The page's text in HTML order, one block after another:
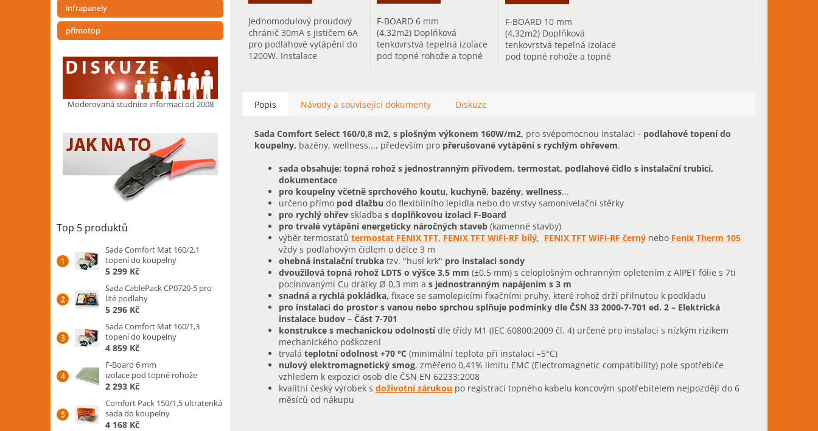
infrapanely
přímotop
Moderovaná studnice informací od 2008
Top 5 produktů
Sada Comfort Mat 160/2,1
topení do koupelny
5 299 Kč
Sada CablePack CP0720-5 pro
lité podlahy
5 296 Kč
Sada Comfort Mat 160/1,3
topení do koupelny
4 859 Kč
F-Board 6 mm
izolace pod topné rohože
2 293 Kč
Comfort Pack 150/1,5 ultratenká
sada do koupelny
4 168 Kč
Jednomodulový proudový
chránič 30mA s jističem 6A
pro podlahové vytápění do
1200W. Instalace
proudovým chráničem.
F-BOARD 6 mm
(4,32m2) Doplňková
tenkovrstvá tepelná izolace
pod topné rohože a topné
F-BOARD 10 mm
(4,32m2) Doplňková
tenkovrstvá tepelná izolace
pod topné rohože a topné
Popis Návody a související dokumenty Diskuze
Sada Comfort Select 160/0,8 m2, s plošným výkonem 160W/m2, pro svépomocnou instalaci - podlahové topení do
koupelny, bazény, wellness..., především pro přerušované vytápění s rychlým ohřevem.
sada obsahuje: topná rohož s jednostranným přívodem, termostat, podlahové čidlo s instalační trubicí,
dokumentace
pro koupelny včetně sprchového koutu, kuchyně, bazény, wellness...
určeno přímo pod dlažbu do flexibilního lepidla nebo do vrstvy samonivelační stěrky
pro rychlý ohřev skladba s doplňkovou izolaci F-Board
pro trvalé vytápění energeticky náročných staveb (kamenné stavby)
výběr termostatů termostat FENIX TFT, FENIX TFT WiFi-RF bílý, FENIX TFT WiFi-RF černý nebo Fenix Therm 105
vždy s podlahovým čidlem o délce 3 m
ohebná instalační trubka tzv. "husí krk" pro instalaci sondy
dvoužilová topná rohož LDTS o výšce 3,5 mm (±0,5 mm) s celoplošným ochranným opletením z AlPET fólie s 7ti
pocínovanými Cu drátky Ø 0,3 mm a s jednostranným napájením s 3 m
snadná a rychlá pokládka, fixace se samolepicími fixačními pruhy, které rohož drží přilnutou k podkladu
pro instalaci do prostor s vanou nebo sprchou splňuje podmínky dle ČSN 33 2000-7-701 ed. 2 – Elektrická
instalace budov – Část 7-701
konstrukce s mechanickou odolnostídle třídy M1 (IEC 60800:2009 čl. 4) určené pro instalaci s nízkým rizikem
mechanického poškození
trvalá teplotní odolnost +70 °C (minimální teplota při instalaci –5°C)
nulový elektromagnetický smog, změřeno 0,41% limitu EMC (Electromagnetic compatibility) pole spotřebiče
vzhledem k expozici osob dle ČSN EN 62233:2008
kvalitní český výrobek s doživotní zárukou po registraci topného kabelu koncovým spotřebitelem nejpozději do 6
měsíců od nákupu